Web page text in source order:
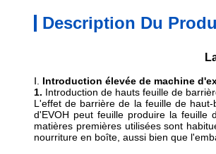
Description Du
Ⅰ. Introduction élevée de machine
1. Introduction de hauts feuille de
L'effet de barrière de la feuille de
d'EVOH peut feuille produire la feuille
matières premières utilisées sont
nourriture en boîte, aussi bien que